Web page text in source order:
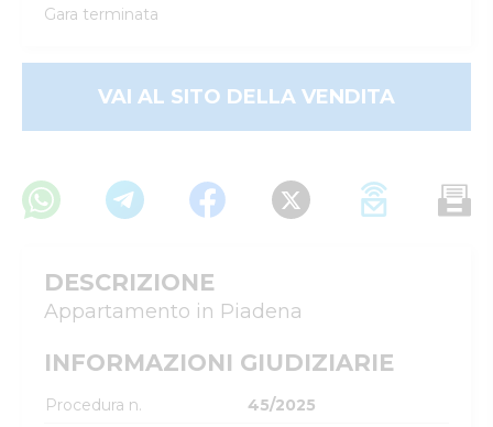
Gara terminata
VAI AL SITO DELLA VENDITA
DESCRIZIONE
Appartamento in Piadena
INFORMAZIONI GIUDIZIARIE
Procedura n.
45/2025